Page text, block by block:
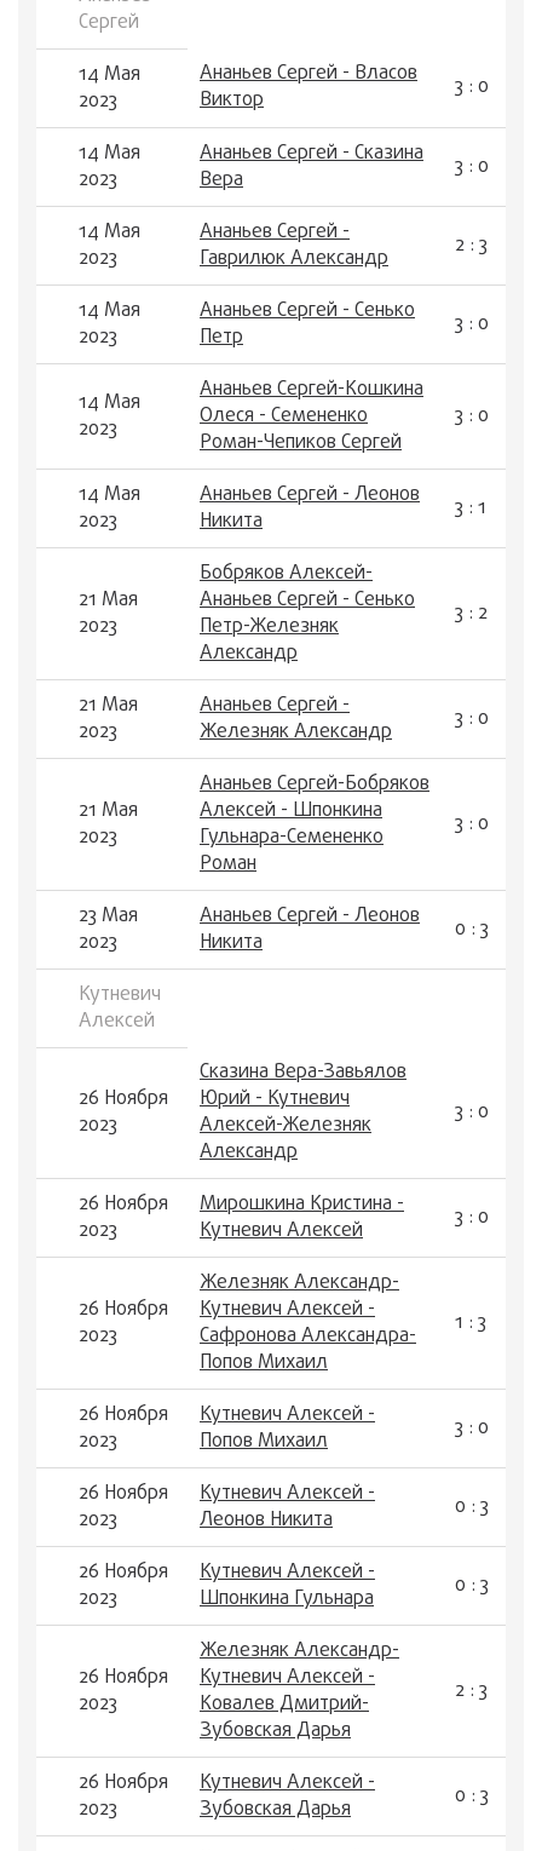
Сергей
14 Мая
2023
Ананьев Сергей - Власов
Виктор
3 : 0
14 Мая
2023
Ананьев Сергей - Сказина
Вера
3 : 0
14 Мая
2023
Ананьев Сергей -
Гаврилюк Александр
2 : 3
14 Мая
2023
Ананьев Сергей - Сенько
Петр
3 : 0
14 Мая
2023
Ананьев Сергей-Кошкина
Олеся - Семененко
Роман-Чепиков Сергей
3 : 0
14 Мая
2023
Ананьев Сергей - Леонов
Никита
3 : 1
21 Мая
2023
Бобряков Алексей-
Ананьев Сергей - Сенько
Петр-Железняк
Александр
3 : 2
21 Мая
2023
Ананьев Сергей -
Железняк Александр
3 : 0
21 Мая
2023
Ананьев Сергей-Бобряков
Алексей - Шпонкина
Гульнара-Семененко
Роман
3 : 0
23 Мая
2023
Ананьев Сергей - Леонов
Никита
0 : 3
Кутневич
Алексей
26 Ноября
2023
Сказина Вера-Завьялов
Юрий - Кутневич
Алексей-Железняк
Александр
3 : 0
26 Ноября
2023
Мирошкина Кристина -
Кутневич Алексей
3 : 0
26 Ноября
2023
Железняк Александр-
Кутневич Алексей -
Сафронова Александра-
Попов Михаил
1 : 3
26 Ноября
2023
Кутневич Алексей -
Попов Михаил
3 : 0
26 Ноября
2023
Кутневич Алексей -
Леонов Никита
0 : 3
26 Ноября
2023
Кутневич Алексей -
Шпонкина Гульнара
0 : 3
26 Ноября
2023
Железняк Александр-
Кутневич Алексей -
Ковалев Дмитрий-
Зубовская Дарья
2 : 3
26 Ноября
2023
Кутневич Алексей -
Зубовская Дарья
0 : 3